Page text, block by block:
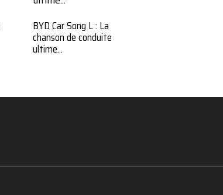
BYD Car Song L : La
chanson de conduite
ultime...